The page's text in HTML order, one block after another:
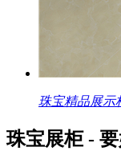
珠宝精品展示
珠宝展柜 -